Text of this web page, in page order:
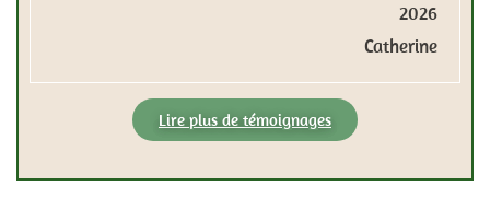
2026
Catherine
Lire plus de témoignages